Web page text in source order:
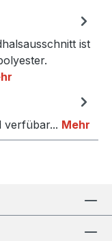
ist
verfübar... Mehr